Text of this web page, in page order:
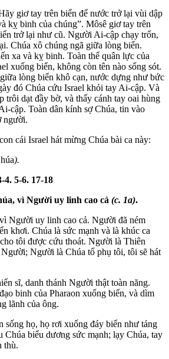
giơ tay trên biển để nước trở lại vùi dập
kỵ binh của chúng”. Môsê giơ tay trên
trở lại như cũ. Người Ai-cập chạy trốn,
Chúa xô chúng ngã giữa lòng biển.
xa và kỵ binh. Toàn thể quân lực của
xuống biển, không còn tên nào sống sót.
lòng biển khô cạn, nước dựng như bức
đó Chúa cứu Israel khỏi tay Ai-cập. Và
trôi dạt đầy bờ, và thấy cánh tay oai hùng
cập. Toàn dân kính sợ Chúa, tin vào
người.
cái Israel hát mừng Chúa bài ca này:
).
5-6. 17-18
vì Người uy linh cao cả (c. 1a).
Người uy linh cao cả. Người đã ném
khơi. Chúa là sức mạnh và là khúc ca
tôi được cứu thoát. Người là Thiên
Người là Chúa tổ phụ tôi, tôi sẽ hát
sĩ, danh thánh Người thật toàn năng.
binh của Pharaon xuống biển, và dìm
lãnh của ông.
sống họ, họ rơi xuống đáy biển như tảng
Chúa biểu dương sức mạnh; lạy Chúa, tay
thù.